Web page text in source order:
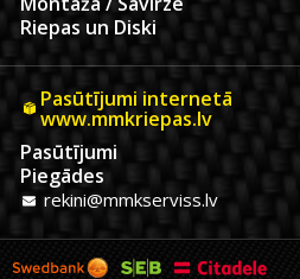
Riepas un Diski
Pasūtījumi internetā
www.mmkriepas.lv
Pasūtījumi
Piegādes
rekini@mmkserviss.lv